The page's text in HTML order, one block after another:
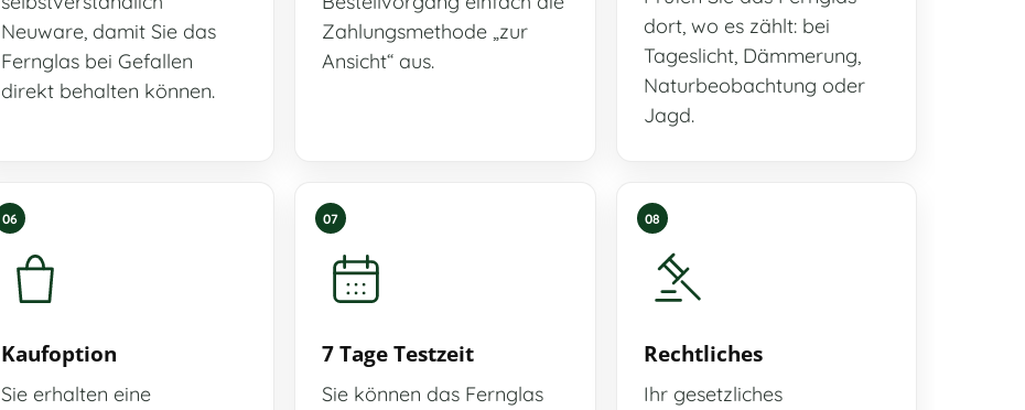
Neuware, damit Sie das
Fernglas bei Gefallen
direkt behalten können.
Zahlungsmethode „zur
Ansicht“ aus.
dort, wo es zählt: bei
Tageslicht, Dämmerung,
Naturbeobachtung oder
Jagd.
06
Kaufoption
Sie erhalten eine
07
7 Tage Testzeit
Sie können das Fernglas
08
Rechtliches
Ihr gesetzliches